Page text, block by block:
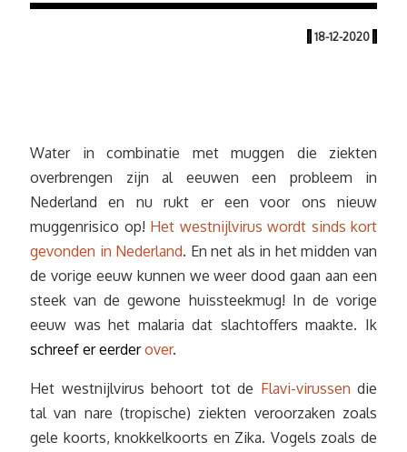
| 18-12-2020 |
Water in combinatie met muggen die ziekten
overbrengen zijn al eeuwen een probleem in
Nederland en nu rukt er een voor ons nieuw
muggenrisico op! Het westnijlvirus wordt sinds kort
gevonden in Nederland. En net als in het midden van
de vorige eeuw kunnen we weer dood gaan aan een
steek van de gewone huissteekmug! In de vorige
eeuw was het malaria dat slachtoffers maakte. Ik
schreef er eerderover.
Het westnijlvirus behoort tot de Flavi-virussen die
tal van nare (tropische) ziekten veroorzaken zoals
gele koorts, knokkelkoorts en Zika. Vogels zoals de